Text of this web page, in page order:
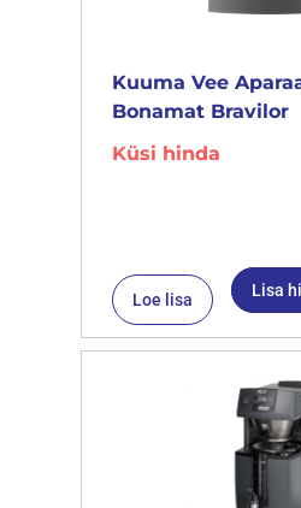
Kuuma Vee
Bonamat Bravilor
Küsi hinda
Loe lisa Lisa